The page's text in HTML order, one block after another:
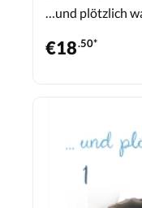
…und plötzlich
€18.50*